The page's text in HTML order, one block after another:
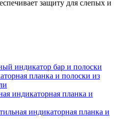
защиту для слепых и
индикатор бар и полоски
планка и полоски из
индикаторная планка и
индикаторная планка и